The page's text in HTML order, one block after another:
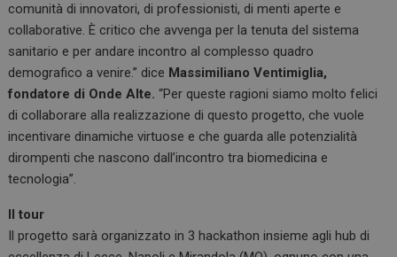
comunità di innovatori, di professionisti, di menti aperte e
collaborative. È critico che avvenga per la tenuta del sistema
sanitario e per andare incontro al complesso quadro
demografico a venire.” dice Massimiliano Ventimiglia,
fondatore di Onde Alte. “Per queste ragioni siamo molto felici
di collaborare alla realizzazione di questo progetto, che vuole
incentivare dinamiche virtuose e che guarda alle potenzialità
dirompenti che nascono dall’incontro tra biomedicina e
tecnologia”.
Il tour
Il progetto sarà organizzato in 3 hackathon insieme agli hub di